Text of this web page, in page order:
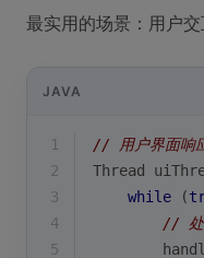
最实用的场景：用户
JAVA
1
// 用户界面响
2
Thread
3
while (
4
// 处
5